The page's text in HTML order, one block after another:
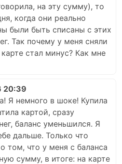
на эту сумму), то
когда они реально
были быть списаны с этих
Так почему у меня сняли
стал минус? Как мне
20:39
Я немного в шоке! Купила
картой, сразу
баланс уменьшился. Я
дальше. Только что
том, что у меня с баланса
сумму, в итоге: на карте